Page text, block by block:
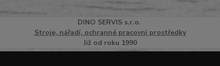
DINO SERVISs.r.o.
Stroje, nářadí, ochranné pracovní prostředky
Již od roku 1990